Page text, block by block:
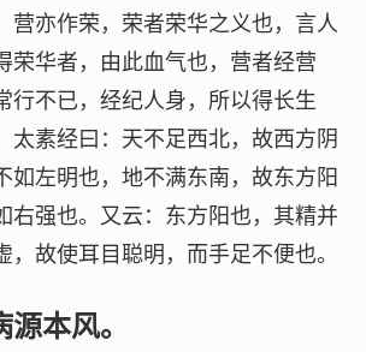
营亦作荣，荣者荣华之义也，言人
荣华者，由此血气也，营者经营
行不已，经纪人身，所以得长生
太素经曰：天不足西北，故西方阴
如左明也，地不满东南，故东方阳
右强也。又云：东方阳也，其精并
，故使耳目聪明，而手足不便也。
本风。